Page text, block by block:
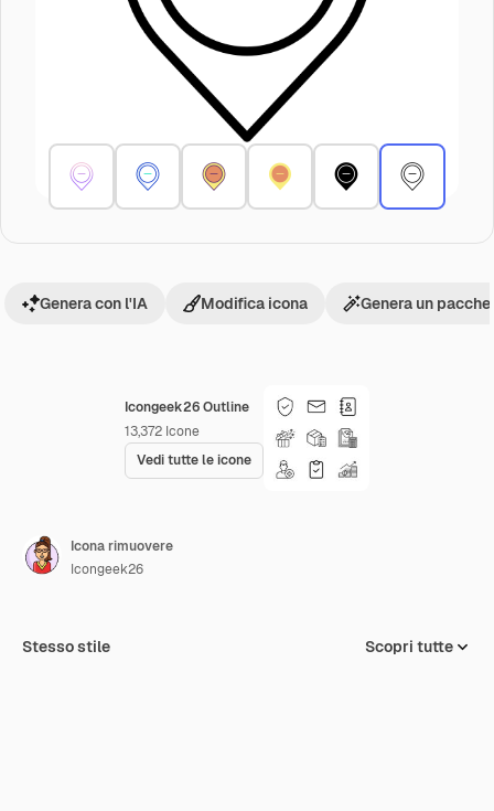
Icongeek26 Outline
13,372 Icone
Vedi tutte le icone
Genera con l'IA Modifica icona Genera un
Icona rimuovere
Icongeek26
Stesso stile Scopri tutte